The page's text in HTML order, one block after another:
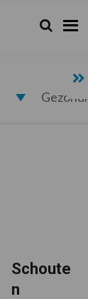
Zoeken...
Zoek
Schoute
n